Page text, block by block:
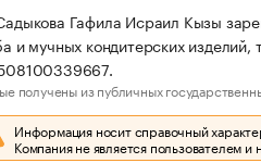
Гафила Исраил Кызы
и мучных кондитерских
получены из публичных
Информация носит справочный
Компания не является пользователем